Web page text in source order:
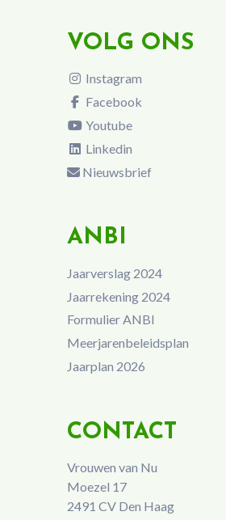
VOLG ONS
Instagram
Facebook
Youtube
Linkedin
Nieuwsbrief
ANBI
Jaarverslag 2024
Jaarrekening 2024
Formulier ANBI
Meerjarenbeleidsplan
Jaarplan 2026
CONTACT
Vrouwen van Nu
Moezel 17
2491 CV Den Haag